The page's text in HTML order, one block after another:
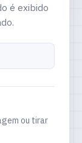
é exibido
ou tirar